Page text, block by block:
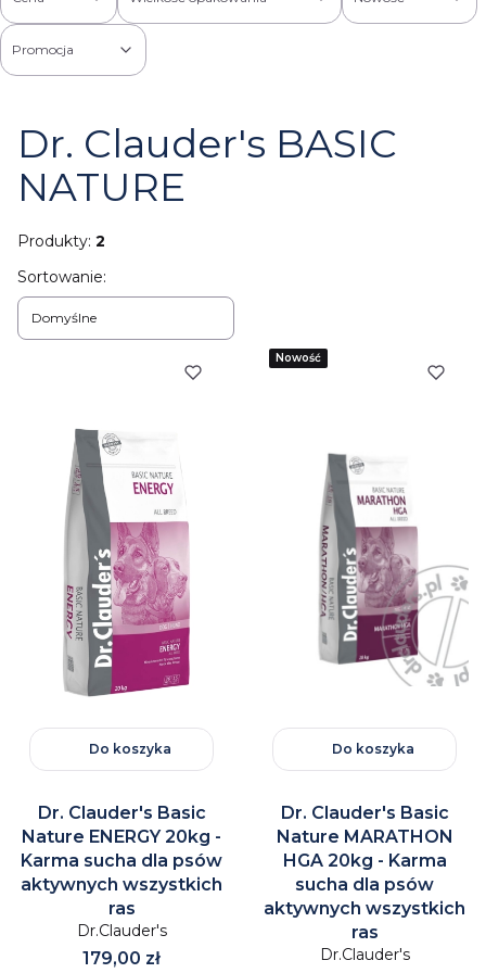
Promocja
Dr. Clauder's BASIC
NATURE
Produkty: 2
Lista produktów
Sortowanie:
Domyślne
Do koszyka
Dr. Clauder's Basic
Nature ENERGY 20kg -
Karma sucha dla psów
aktywnych wszystkich
ras
Dr.Clauder's
Cena
179,00 zł
Nowość
Do koszyka
Dr. Clauder's Basic
Nature MARATHON
HGA 20kg - Karma
sucha dla psów
aktywnych wszystkich
ras
Dr.Clauder's